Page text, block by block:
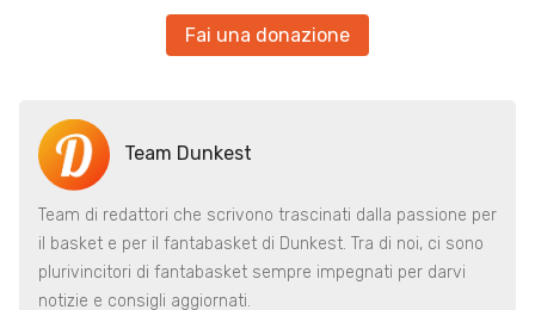
Fai una donazione
Team Dunkest
Team di redattori che scrivono trascinati dalla passione per
il basket e per il fantabasket di Dunkest. Tra di noi, ci sono
plurivincitori di fantabasket sempre impegnati per darvi
notizie e consigli aggiornati.